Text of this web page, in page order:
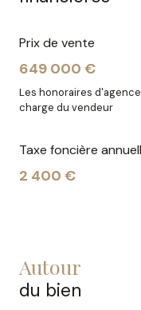
Prix de vente
649 000 €
Les honoraires
charge du vendeur
Taxe foncière
2 400 €
autour
du bien